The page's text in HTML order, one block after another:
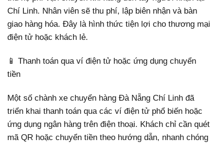
Chí Linh. Nhân viên sẽ thu phí, lập biên nhận và bàn
giao hàng hóa. Đây là hình thức tiện lợi cho thương mại
điện tử hoặc khách lẻ.
📱 Thanh toán qua ví điện tử hoặc ứng dụng chuyển
tiền
Một số chành xe chuyển hàng Đà Nẵng Chí Linh đã
triển khai thanh toán qua các ví điện tử phổ biến hoặc
ứng dụng ngân hàng trên điện thoại. Khách chỉ cần quét
mã QR hoặc chuyển tiền theo hướng dẫn, nhanh chóng